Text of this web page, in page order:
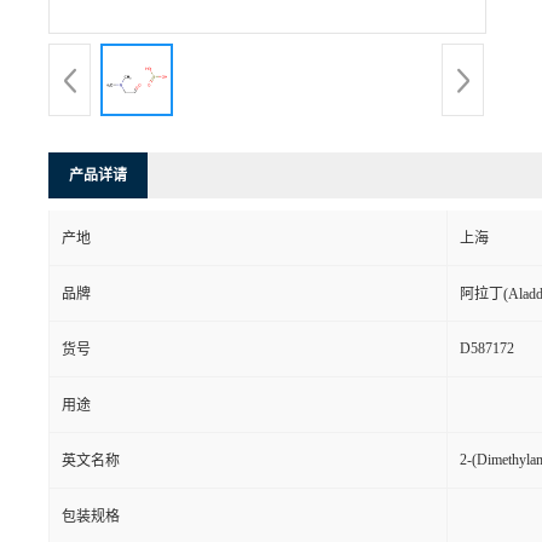
产品详请
产地 上海
品牌 阿拉丁
货号 D587172
用途
英文名称 2-
包装规格